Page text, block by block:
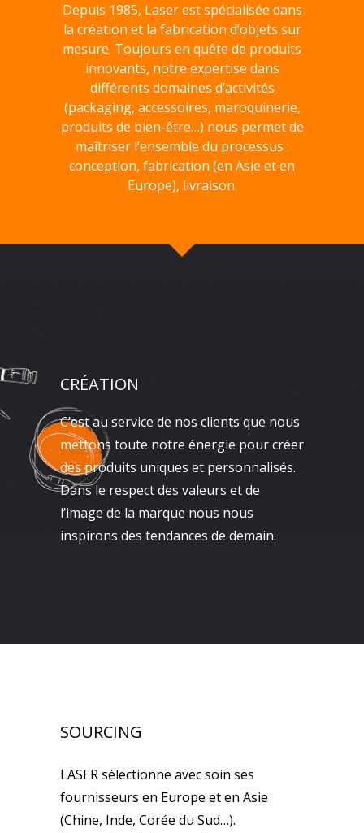
Depuis 1985, Laser est spécialisée dans
la création et la fabrication d’objets sur
mesure. Toujours en quête de produits
innovants, notre expertise dans
différents domaines d’activités
(packaging, accessoires, maroquinerie,
produits de bien-être…) nous permet de
maîtriser l’ensemble du processus :
conception, fabrication (en Asie et en
Europe), livraison.
CRÉATION
C’est au service de nos clients que nous
mettons toute notre énergie pour créer
des produits uniques et personnalisés.
Dans le respect des valeurs et de
l’image de la marque nous nous
inspirons des tendances de demain.
SOURCING
LASER sélectionne avec soin ses
fournisseurs en Europe et en Asie
(Chine, Inde, Corée du Sud…).